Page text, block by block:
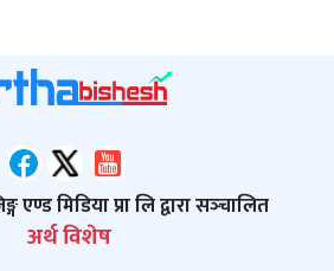
एण्ड मिडिया प्रा लि द्वारा सञ्‍चालित
अर्थ विशेष